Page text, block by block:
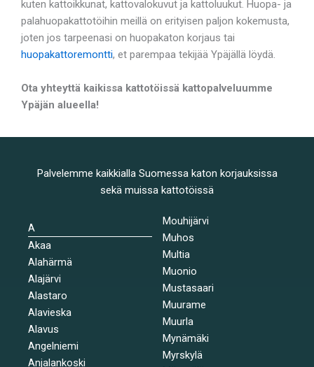
kuten kattoikkunat, kattovalokuvut ja kattoluukut. Huopa- ja
palahuopakattotöihin meillä on erityisen paljon kokemusta,
joten jos tarpeenasi on huopakaton korjaus tai
huopakattoremontti, et parempaa tekijää Ypäjällä löydä.
Ota yhteyttä kaikissa kattotöissä kattopalveluumme
Ypäjän alueella!
Palvelemme kaikkialla Suomessa katon korjauksissa
sekä muissa kattotöissä
A
Akaa
Alahärmä
Alajärvi
Alastaro
Alavieska
Alavus
Angelniemi
Anjalankoski
Mouhijärvi
Muhos
Multia
Muonio
Mustasaari
Muurame
Muurla
Mynämäki
Myrskylä